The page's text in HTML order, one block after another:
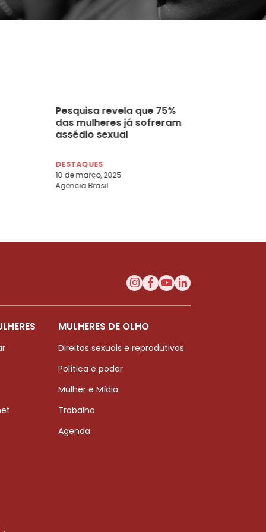
Pesquisa revela que 75%
das mulheres já sofreram
assédio sexual
DESTAQUES
10 de março, 2025
Agência Brasil
MULHERES DE OLHO
Direitos sexuais e reprodutivos
Política e poder
Mulher e Mídia
Trabalho
Agenda